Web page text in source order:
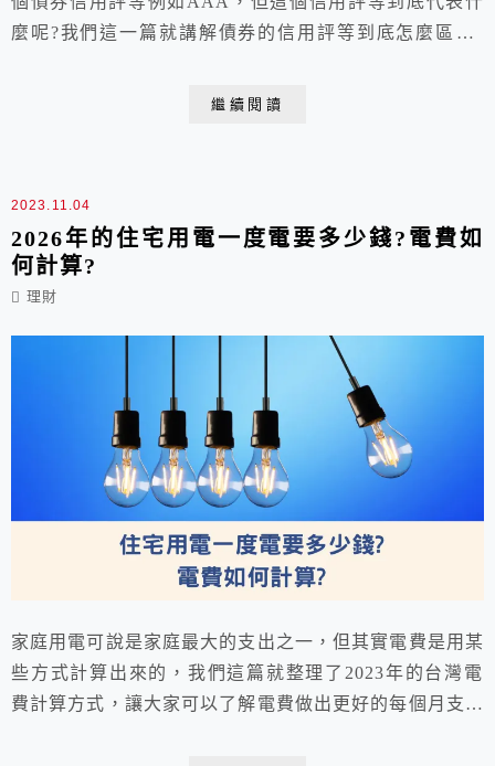
麼呢?我們這一篇就講解債券的信用評等到底怎麼區分?
繼續閱讀
2023.11.04
2026年的住宅用電一度電要多少錢?電費如
何計算?
理財
家庭用電可說是家庭最大的支出之一，但其實電費是用某
些方式計算出來的，我們這篇就整理了2023年的台灣電
費計算方式，讓大家可以了解電費做出更好的每個月支出